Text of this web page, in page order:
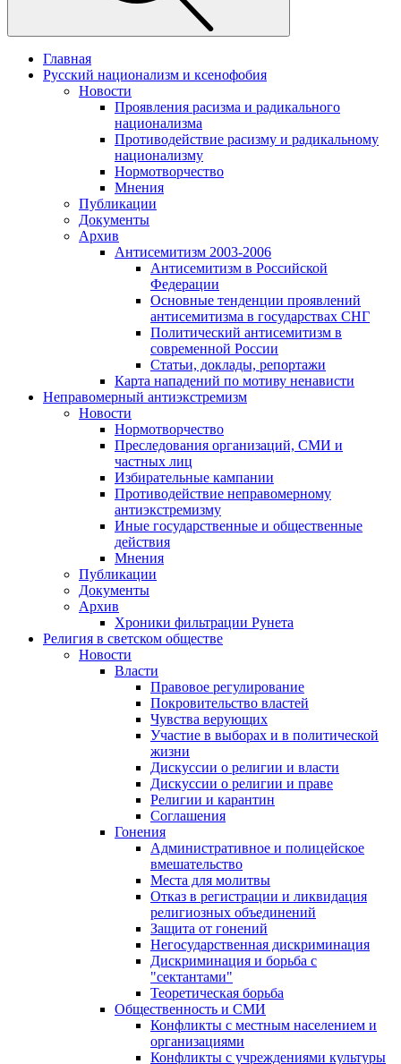
Главная
Русский национализм и ксенофобия
Новости
Проявления расизма и радикального
национализма
Противодействие расизму и радикальному
национализму
Нормотворчество
Мнения
Публикации
Документы
Архив
Антисемитизм 2003-2006
Антисемитизм в Российской
Федерации
Основные тенденции проявлений
антисемитизма в государствах СНГ
Политический антисемитизм в
современной России
Статьи, доклады, репортажи
Карта нападений по мотиву ненависти
Неправомерный антиэкстремизм
Новости
Нормотворчество
Преследования организаций, СМИ и
частных лиц
Избирательные кампании
Противодействие неправомерному
антиэкстремизму
Иные государственные и общественные
действия
Мнения
Публикации
Документы
Архив
Хроники фильтрации Рунета
Религия в светском обществе
Новости
Власти
Правовое регулирование
Покровительство властей
Чувства верующих
Участие в выборах и в политической
жизни
Дискуссии о религии и власти
Дискуссии о религии и праве
Религии и карантин
Соглашения
Гонения
Административное и полицейское
вмешательство
Места для молитвы
Отказ в регистрации и ликвидация
религиозных объединений
Защита от гонений
Негосударственная дискриминация
Дискриминация и борьба с
"сектантами"
Теоретическая борьба
Общественность и СМИ
Конфликты с местным населением и
организациями
Конфликты с учреждениями культуры